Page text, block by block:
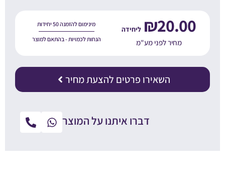
₪20.00
מחיר לפני מע"מ
מינימום להזמנה 50 יחידות
הנחות לכמויות - בהתאם למוצר
השאירו פרטים להצעת מחיר
דברו איתנו על המוצר